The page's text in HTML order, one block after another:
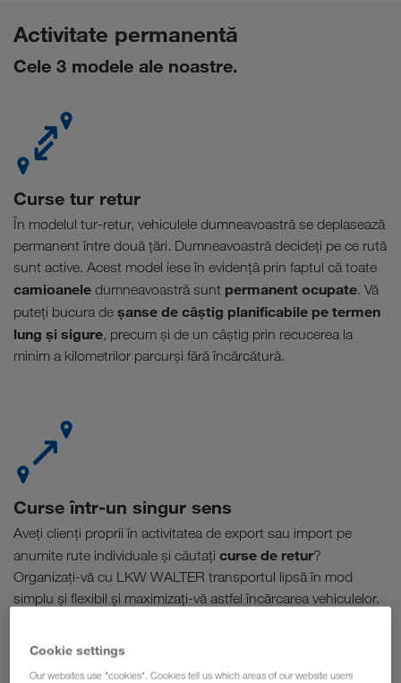
Activitate permanentă
Cele 3 modele ale noastre.
Curse tur retur
În modelul tur-retur, vehiculele dumneavoastră se deplasează
permanent între două țări. Dumneavoastră decideți pe ce rută
sunt active. Acest model iese în evidență prin faptul că toate
camioanele dumneavoastră sunt permanent ocupate. Vă
puteți bucura de șanse de câștig planificabile pe termen
lung și sigure, precum și de un câștig prin recucerea la
minim a kilometrilor parcurși fără încărcătură.
Curse într‐un singur sens
Aveți clienți proprii în activitatea de export sau import pe
anumite rute individuale și căutați curse de retur?
Organizați-vă cu LKW WALTER transportul lipsă în mod
simplu și flexibil și maximizați-vă astfel încărcarea vehiculelor.
transport
LOADS TODAY NOW
Cookie settings
Our websites use "cookies". Cookies tell us which areas of our website users